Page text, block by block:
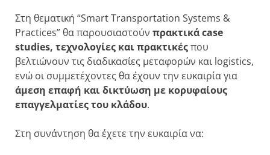
Στη θεματική “Smart Transportation Systems &
Practices” θα παρουσιαστούν πρακτικά case
studies, τεχνολογίες και πρακτικέςπου
βελτιώνουν τις διαδικασίες μεταφορών και logistics,
ενώ οι συμμετέχοντες θα έχουν την ευκαιρία για
άμεση επαφή και δικτύωση με κορυφαίους
επαγγελματίες του κλάδου.
Στη συνάντηση θα έχετε την ευκαιρία να: